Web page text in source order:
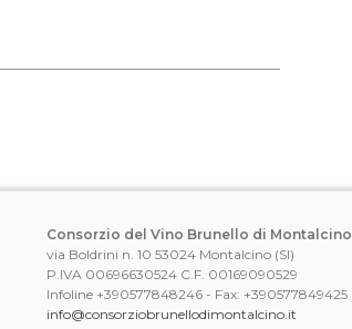
Consorzio del Vino Brunello di Montalcino
via Boldrini n. 10 53024 Montalcino (SI)
P.IVA 00696630524 C.F. 00169090529
Infoline +390577848246 - Fax: +390577849425
info@consorziobrunellodimontalcino.it